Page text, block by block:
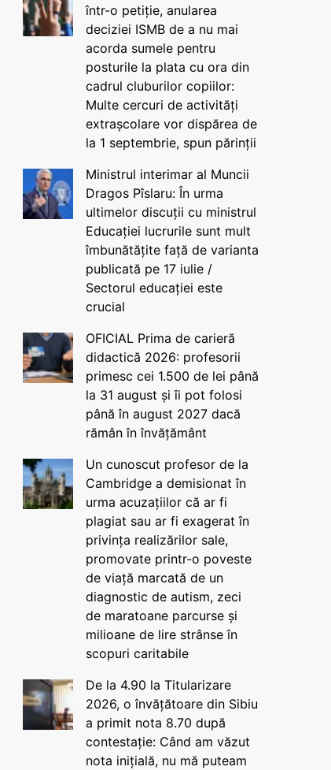
într-o petiție, anularea
deciziei ISMB de a nu mai
acorda sumele pentru
posturile la plata cu ora din
cadrul cluburilor copiilor:
Multe cercuri de activități
extrașcolare vor dispărea de
la 1 septembrie, spun părinții
Ministrul interimar al Muncii
Dragos Pîslaru: În urma
ultimelor discuții cu ministrul
Educației lucrurile sunt mult
îmbunătățite față de varianta
publicată pe 17 iulie /
Sectorul educației este
crucial
OFICIAL Prima de carieră
didactică 2026: profesorii
primesc cei 1.500 de lei până
la 31 august și îi pot folosi
până în august 2027 dacă
rămân în învățământ
Un cunoscut profesor de la
Cambridge a demisionat în
urma acuzațiilor că ar fi
plagiat sau ar fi exagerat în
privința realizărilor sale,
promovate printr-o poveste
de viață marcată de un
diagnostic de autism, zeci
de maratoane parcurse și
milioane de lire strânse în
scopuri caritabile
De la 4.90 la Titularizare
2026, o învățătoare din Sibiu
a primit nota 8.70 după
contestație: Când am văzut
nota inițială, nu mă puteam